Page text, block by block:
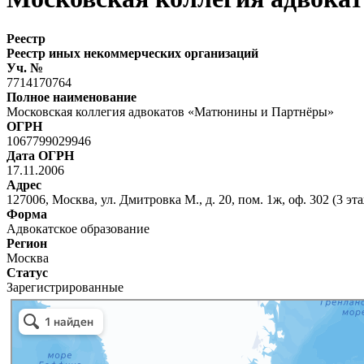
Реестр
Реестр иных некоммерческих организаций
Уч. №
7714170764
Полное наименование
Московская коллегия адвокатов «Матюнины и Партнёры»
ОГРН
1067799029946
Дата ОГРН
17.11.2006
Адрес
127006, Москва, ул. Дмитровка М., д. 20, пом. 1ж, оф. 302 (3
Форма
Адвокатское образование
Регион
Москва
Статус
Зарегистрированные